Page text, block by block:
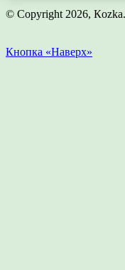
© Copyright 2026,
Кнопка «Наверх»